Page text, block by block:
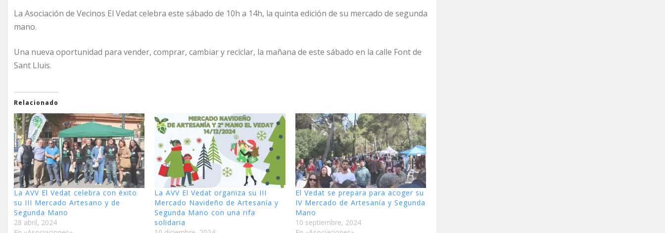
La Asociación de Vecinos El Vedat celebra este sábado de 10h a 14h, la quinta edición de su mercado de segunda
mano.
Una nueva oportunidad para vender, comprar, cambiar y reciclar, la mañana de este sábado en la calle Font de
Sant Lluis.
Relacionado
La AVV El Vedat celebra con éxito
su III Mercado Artesano y de
Segunda Mano
28 abril, 2024
La AVV El Vedat organiza su III
Mercado Navideño de Artesanía y
Segunda Mano con una rifa
solidaria
El Vedat se prepara para acoger su
IV Mercado de Artesanía y Segunda
Mano
10 septiembre, 2024